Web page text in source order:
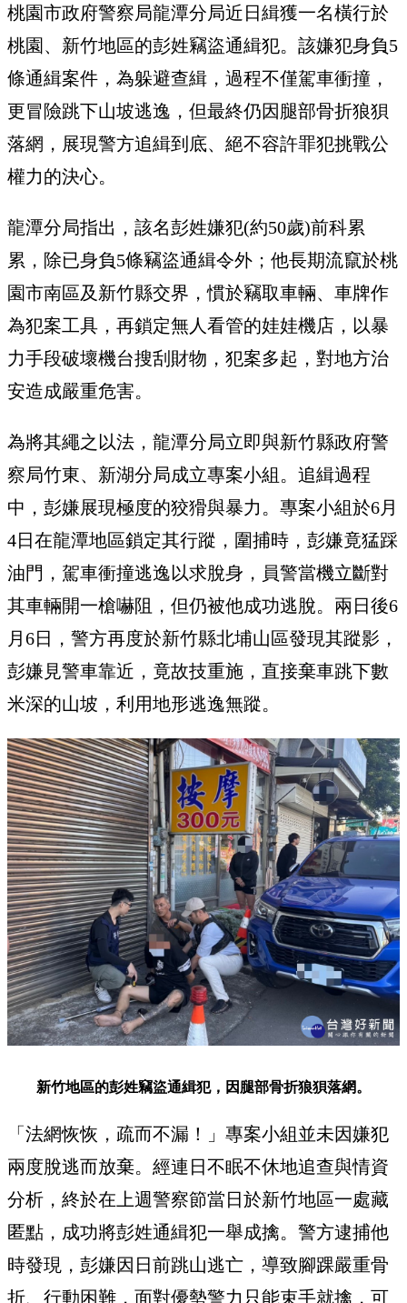
桃園市政府警察局龍潭分局近日緝獲一名橫行於
桃園、新竹地區的彭姓竊盜通緝犯。該嫌犯身負5
條通緝案件，為躲避查緝，過程不僅駕車衝撞，
更冒險跳下山坡逃逸，但最終仍因腿部骨折狼狽
落網，展現警方追緝到底、絕不容許罪犯挑戰公
權力的決心。
龍潭分局指出，該名彭姓嫌犯(約50歲)前科累
累，除已身負5條竊盜通緝令外；他長期流竄於桃
園市南區及新竹縣交界，慣於竊取車輛、車牌作
為犯案工具，再鎖定無人看管的娃娃機店，以暴
力手段破壞機台搜刮財物，犯案多起，對地方治
安造成嚴重危害。
為將其繩之以法，龍潭分局立即與新竹縣政府警
察局竹東、新湖分局成立專案小組。追緝過程
中，彭嫌展現極度的狡猾與暴力。專案小組於6月
4日在龍潭地區鎖定其行蹤，圍捕時，彭嫌竟猛踩
油門，駕車衝撞逃逸以求脫身，員警當機立斷對
其車輛開一槍嚇阻，但仍被他成功逃脫。兩日後6
月6日，警方再度於新竹縣北埔山區發現其蹤影，
彭嫌見警車靠近，竟故技重施，直接棄車跳下數
米深的山坡，利用地形逃逸無蹤。
新竹地區的彭姓竊盜通緝犯，因腿部骨折狼狽落網。
「法網恢恢，疏而不漏！」專案小組並未因嫌犯
兩度脫逃而放棄。經連日不眠不休地追查與情資
分析，終於在上週警察節當日於新竹地區一處藏
匿點，成功將彭姓通緝犯一舉成擒。警方逮捕他
時發現，彭嫌因日前跳山逃亡，導致腳踝嚴重骨
折、行動困難，面對優勢警力只能束手就擒，可